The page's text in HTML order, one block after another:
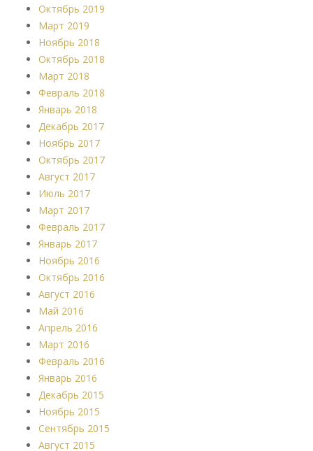
Октябрь 2019
Март 2019
Ноябрь 2018
Октябрь 2018
Март 2018
Февраль 2018
Январь 2018
Декабрь 2017
Ноябрь 2017
Октябрь 2017
Август 2017
Июль 2017
Март 2017
Февраль 2017
Январь 2017
Ноябрь 2016
Октябрь 2016
Август 2016
Май 2016
Апрель 2016
Март 2016
Февраль 2016
Январь 2016
Декабрь 2015
Ноябрь 2015
Сентябрь 2015
Август 2015